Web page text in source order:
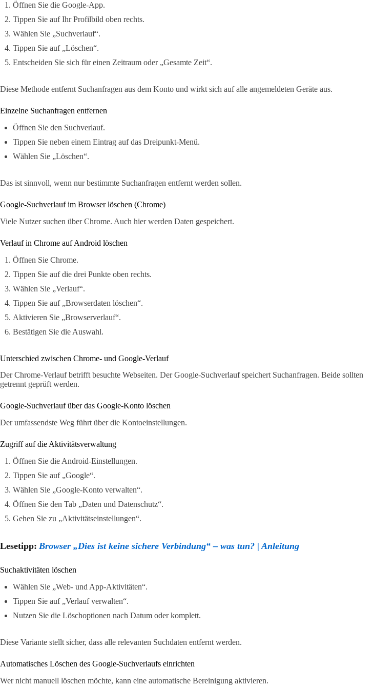
Öffnen Sie die Google-App.
Tippen Sie auf Ihr Profilbild oben rechts.
Wählen Sie „Suchverlauf“.
Tippen Sie auf „Löschen“.
Entscheiden Sie sich für einen Zeitraum oder „Gesamte Zeit“.
Diese Methode entfernt Suchanfragen aus dem Konto und wirkt sich auf alle angemeldeten Geräte aus.
Einzelne Suchanfragen entfernen
Öffnen Sie den Suchverlauf.
Tippen Sie neben einem Eintrag auf das Dreipunkt-Menü.
Wählen Sie „Löschen“.
Das ist sinnvoll, wenn nur bestimmte Suchanfragen entfernt werden sollen.
Google-Suchverlauf im Browser löschen (Chrome)
Viele Nutzer suchen über Chrome. Auch hier werden Daten gespeichert.
Verlauf in Chrome auf Android löschen
Öffnen Sie Chrome.
Tippen Sie auf die drei Punkte oben rechts.
Wählen Sie „Verlauf“.
Tippen Sie auf „Browserdaten löschen“.
Aktivieren Sie „Browserverlauf“.
Bestätigen Sie die Auswahl.
Unterschied zwischen Chrome- und Google-Verlauf
Der Chrome-Verlauf betrifft besuchte Webseiten. Der Google-Suchverlauf speichert Suchanfragen. Beide sollten
getrennt geprüft werden.
Google-Suchverlauf über das Google-Konto löschen
Der umfassendste Weg führt über die Kontoeinstellungen.
Zugriff auf die Aktivitätsverwaltung
Öffnen Sie die Android-Einstellungen.
Tippen Sie auf „Google“.
Wählen Sie „Google-Konto verwalten“.
Öffnen Sie den Tab „Daten und Datenschutz“.
Gehen Sie zu „Aktivitätseinstellungen“.
Lesetipp: Browser „Dies ist keine sichere Verbindung“ – was tun? | Anleitung
Suchaktivitäten löschen
Wählen Sie „Web- und App-Aktivitäten“.
Tippen Sie auf „Verlauf verwalten“.
Nutzen Sie die Löschoptionen nach Datum oder komplett.
Diese Variante stellt sicher, dass alle relevanten Suchdaten entfernt werden.
Automatisches Löschen des Google-Suchverlaufs einrichten
Wer nicht manuell löschen möchte, kann eine automatische Bereinigung aktivieren.